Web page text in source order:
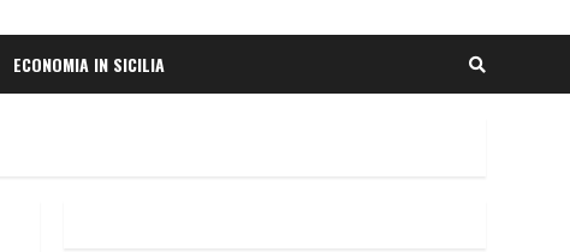
ECONOMIA IN SICILIA